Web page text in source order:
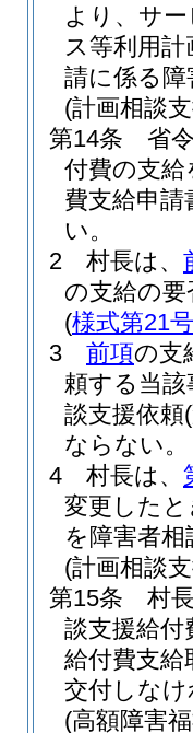
より、サ
ス等利用
請に係る
(計画相談
第14条
省
付費の支
費支給申請
い。
2
村長は、
の支給の要
(様式第21号
3
前項の支
頼する当
談支援依頼
ならない。
4
村長は、
変更した
を障害者
(計画相談
第15条
村
談支援給
給付費支給
交付しな
(高額障害